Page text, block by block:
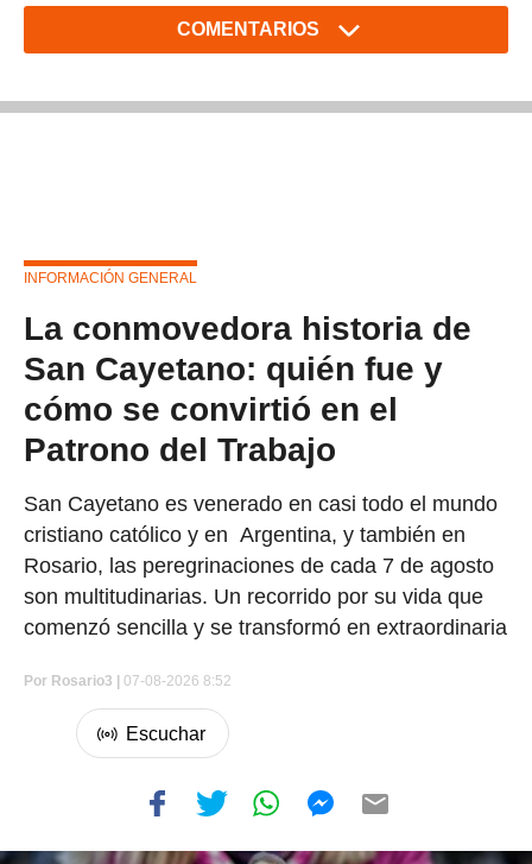
COMENTARIOS